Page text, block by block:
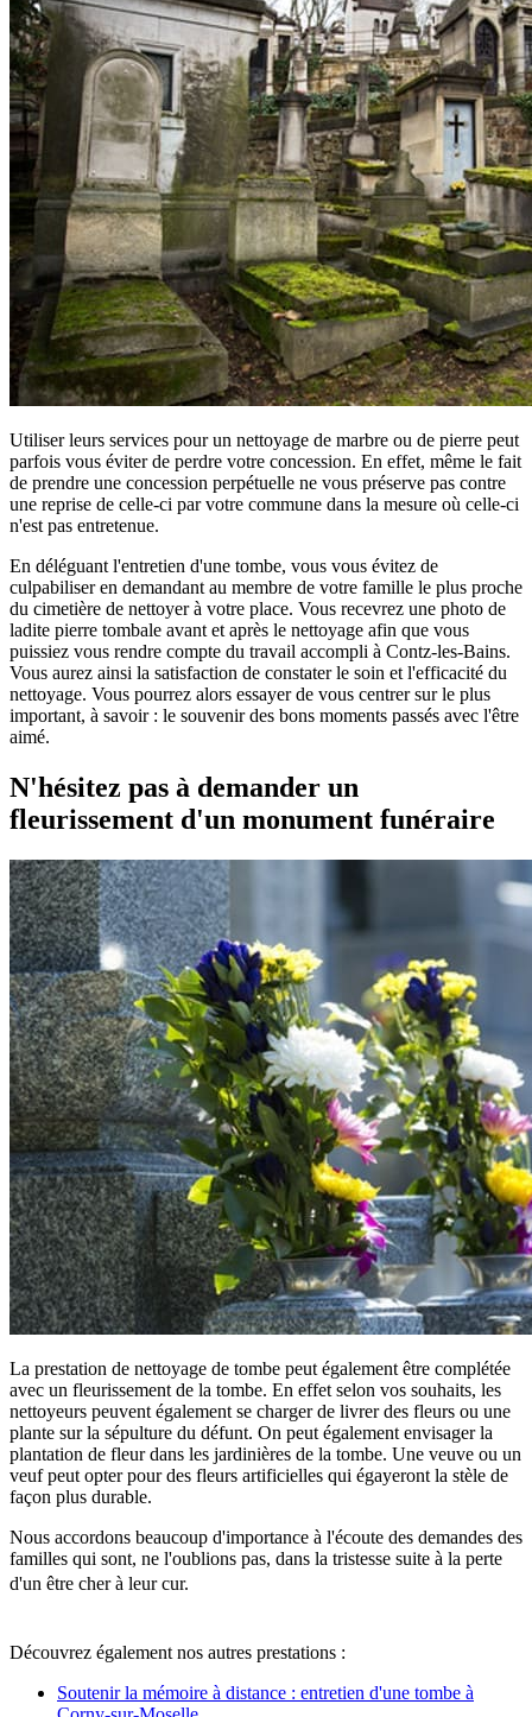
Utiliser leurs services pour un nettoyage de marbre ou de pierre peut
parfois vous éviter de perdre votre concession. En effet, même le fait
de prendre une concession perpétuelle ne vous préserve pas contre
une reprise de celle-ci par votre commune dans la mesure où celle-ci
n'est pas entretenue.
En déléguant l'entretien d'une tombe, vous vous évitez de
culpabiliser en demandant au membre de votre famille le plus proche
du cimetière de nettoyer à votre place. Vous recevrez une photo de
ladite pierre tombale avant et après le nettoyage afin que vous
puissiez vous rendre compte du travail accompli à Contz-les-Bains.
Vous aurez ainsi la satisfaction de constater le soin et l'efficacité du
nettoyage. Vous pourrez alors essayer de vous centrer sur le plus
important, à savoir : le souvenir des bons moments passés avec l'être
aimé.
N'hésitez pas à demander un
fleurissement d'un monument funéraire
La prestation de nettoyage de tombe peut également être complétée
avec un fleurissement de la tombe. En effet selon vos souhaits, les
nettoyeurs peuvent également se charger de livrer des fleurs ou une
plante sur la sépulture du défunt. On peut également envisager la
plantation de fleur dans les jardinières de la tombe. Une veuve ou un
veuf peut opter pour des fleurs artificielles qui égayeront la stèle de
façon plus durable.
Nous accordons beaucoup d'importance à l'écoute des demandes des
familles qui sont, ne l'oublions pas, dans la tristesse suite à la perte
d'un être cher à leur cur.
Découvrez également nos autres prestations :
Soutenir la mémoire à distance : entretien d'une tombe à